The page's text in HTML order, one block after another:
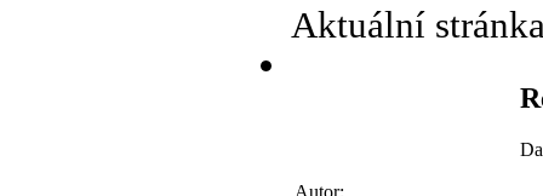
Aktuální
Autor: